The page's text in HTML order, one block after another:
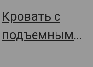
Кровать с
подъемным